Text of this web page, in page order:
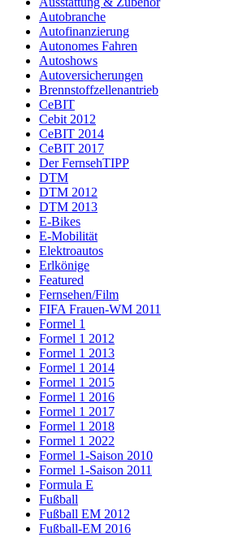
Autobranche
Autofinanzierung
Autonomes Fahren
Autoshows
Autoversicherungen
Brennstoffzellenantrieb
CeBIT
Cebit 2012
CeBIT 2014
CeBIT 2017
Der FernsehTIPP
DTM
DTM 2012
DTM 2013
E-Bikes
E-Mobilität
Elektroautos
Erlkönige
Featured
Fernsehen/Film
FIFA Frauen-WM 2011
Formel 1
Formel 1 2012
Formel 1 2013
Formel 1 2014
Formel 1 2015
Formel 1 2016
Formel 1 2017
Formel 1 2018
Formel 1 2022
Formel 1-Saison 2010
Formel 1-Saison 2011
Formula E
Fußball
Fußball EM 2012
Fußball-EM 2016